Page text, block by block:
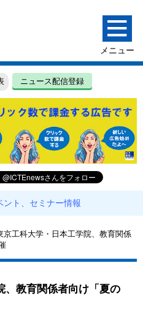
ニュース配信登録
ント、セミナー情報
京⼯科⼤学・⽇本⼯学院、教育関係
、教育関係者向け「夏の